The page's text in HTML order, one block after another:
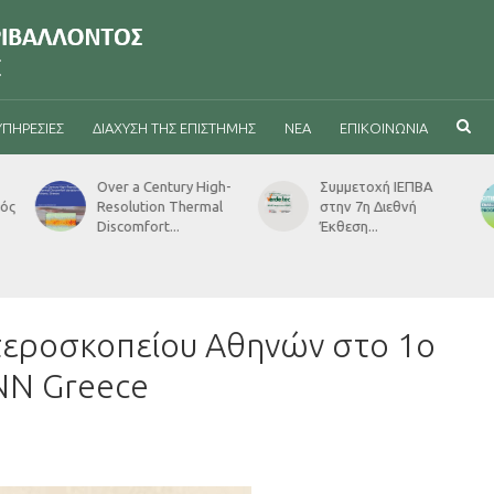
ΔΙΆΧΥΣΗ ΤΗΣ ΕΠΙΣΤΉΜΗΣ ΝΈΑ ΕΠΙΚΟΙΝΩΝΊΑ
Συμμετοχή ΙΕΠΒΑ
στην 7η Διεθνή
Έκθεση...
ΜΕΤΡΟΝΟΜΟΣ:
Πατάμε play στον
ρυθμό της...
Αθηνών στο 1ο
Greece